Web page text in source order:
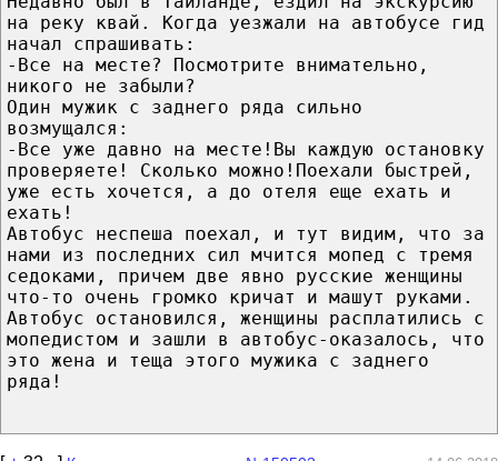
на реку квай. Когда уезжали на автобусе гид
начал спрашивать:
-Все на месте? Посмотрите внимательно,
никого не забыли?
Один мужик с заднего ряда сильно
возмущался:
-Все уже давно на месте!Вы каждую остановку
проверяете! Сколько можно!Поехали быстрей,
уже есть хочется, а до отеля еще ехать и
ехать!
Автобус неспеша поехал, и тут видим, что за
нами из последних сил мчится мопед с тремя
седоками, причем две явно русские женщины
что-то очень громко кричат и машут руками.
Автобус остановился, женщины расплатились с
мопедистом и зашли в автобус-оказалось, что
это жена и теща этого мужика с заднего
ряда!